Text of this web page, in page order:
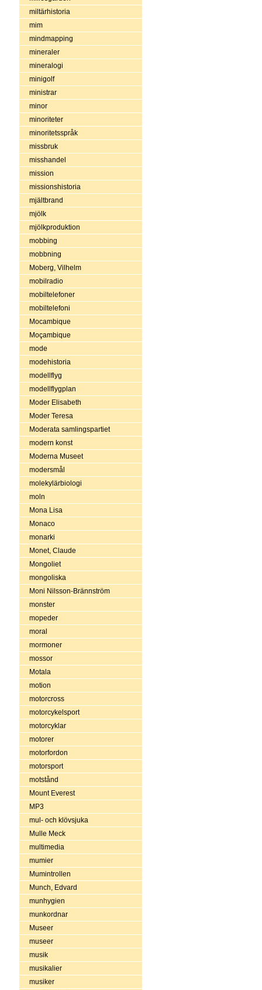
miltärhistoria
mim
mindmapping
mineraler
mineralogi
minigolf
ministrar
minor
minoriteter
minoritetsspråk
missbruk
misshandel
mission
missionshistoria
mjältbrand
mjölk
mjölkproduktion
mobbing
mobbning
Moberg, Vilhelm
mobilradio
mobiltelefoner
mobiltelefoni
Mocambique
Moçambique
mode
modehistoria
modellflyg
modellflygplan
Moder Elisabeth
Moder Teresa
Moderata samlingspartiet
modern konst
Moderna Museet
modersmål
molekylärbiologi
moln
Mona Lisa
Monaco
monarki
Monet, Claude
Mongoliet
mongoliska
Moni Nilsson-Brännström
monster
mopeder
moral
mormoner
mossor
Motala
motion
motorcross
motorcykelsport
motorcyklar
motorer
motorfordon
motorsport
motstånd
Mount Everest
MP3
mul- och klövsjuka
Mulle Meck
multimedia
mumier
Mumintrollen
Munch, Edvard
munhygien
munkordnar
Museer
museer
musik
musikalier
musiker